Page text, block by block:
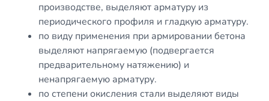
производстве, выделяют арматуру из
периодического профиля и гладкую арматуру.
по виду применения при армировании бетона
выделяют напрягаемую (подвергается
предварительному натяжению) и
ненапрягаемую арматуру.
по степени окисления стали выделяют виды